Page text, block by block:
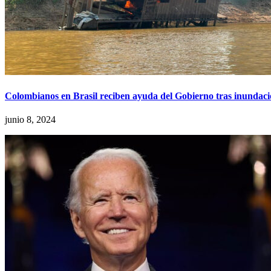
Colombianos en Brasil reciben ayuda del Gobierno tras
junio 8, 2024